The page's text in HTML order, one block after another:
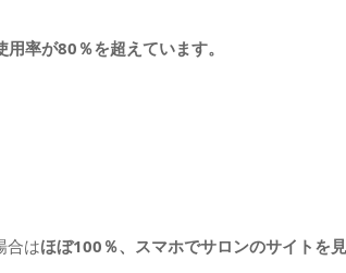
率が80％を超えています。
合はほぼ100％、スマホでサロンのサイトを